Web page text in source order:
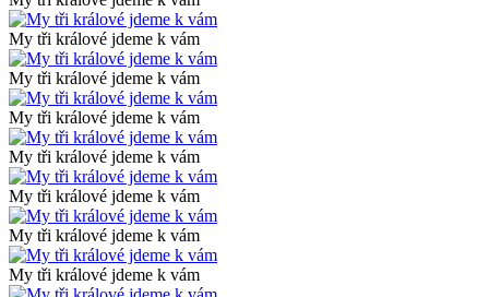
My tři králové jdeme k vám
My tři králové jdeme k vám
My tři králové jdeme k vám
My tři králové jdeme k vám
My tři králové jdeme k vám
My tři králové jdeme k vám
My tři králové jdeme k vám